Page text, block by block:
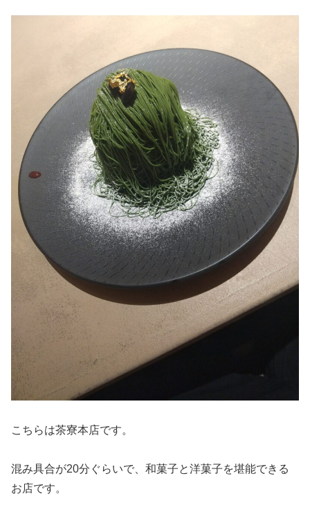
こちらは茶寮本店です。
混み具合が20分ぐらいで、和菓子と洋菓子を堪能できる
お店です。